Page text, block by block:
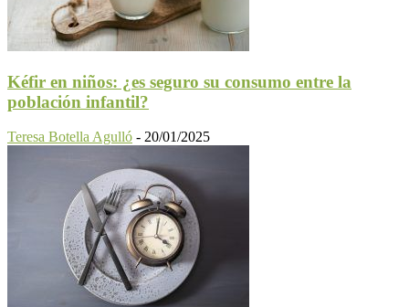
Kéfir en niños: ¿es seguro su consumo entre la
población infantil?
Teresa Botella Agulló - 20/01/2025